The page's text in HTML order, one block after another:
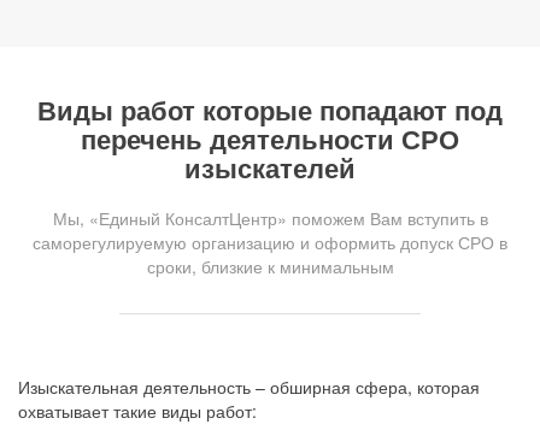
Виды работ которые попадают под
перечень деятельности СРО
изыскателей
Мы, «Единый КонсалтЦентр» поможем Вам вступить в
саморегулируемую организацию и оформить допуск СРО в
сроки, близкие к минимальным
Изыскательная деятельность – обширная сфера, которая
охватывает такие виды работ: